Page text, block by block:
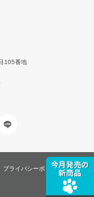
105番地
プライバシーポリシー